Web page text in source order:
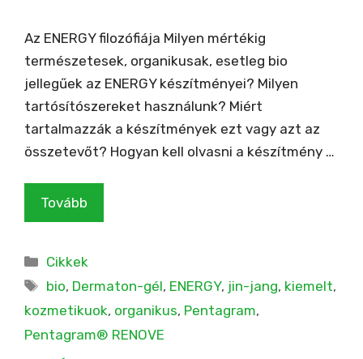
Az ENERGY filozófiája Milyen mértékig
természetesek, organikusak, esetleg bio
jellegűek az ENERGY készítményei? Milyen
tartósítószereket használunk? Miért
tartalmazzák a készítmények ezt vagy azt az
összetevőt? Hogyan kell olvasni a készítmény …
Tovább
Kategória
Cikkek
Címkék
bio, Dermaton-gél, ENERGY, jin-jang, kiemelt,
kozmetikuok, organikus, Pentagram,
Pentagram® RENOVE